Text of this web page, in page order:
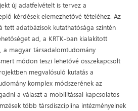
új adatfelvételt is tervez a
kérdések elemezhetővé tételéhez. Az
tett adatbázisok kutathatósága szintén
ad, a KRTK-ban kialakított
a magyar társadalomtudomány
módon teszi lehetővé összekapcsolt
megvalósuló kutatás a
komplex módszerének az
a választ a mobilitással kapcsolatos
több társdiszciplína intézményeinek